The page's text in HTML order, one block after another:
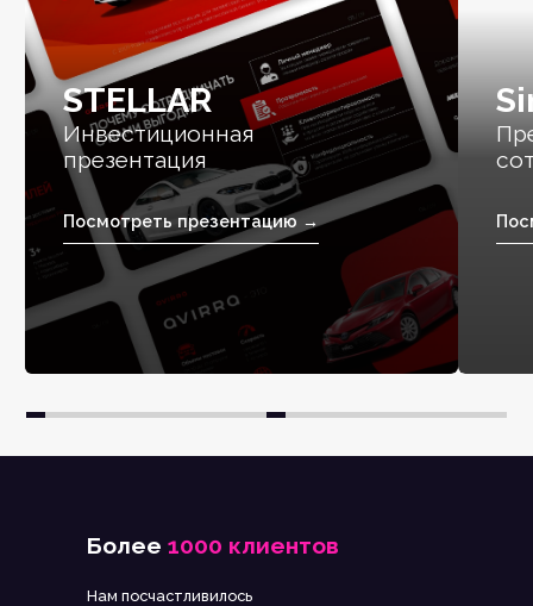
STELLAR
Инвестиционная
презентация
Посмотреть презентацию →
Более 1000 клиентов
Нам посчастливилось